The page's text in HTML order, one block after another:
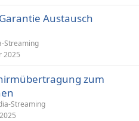
Austausch
Streaming
2025
zum
Streaming